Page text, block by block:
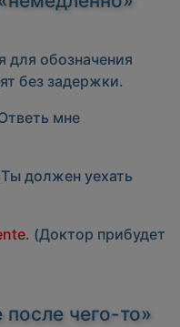
для обозначения
без задержки.
мне
должен уехать
(Доктор прибудет
чего-то»